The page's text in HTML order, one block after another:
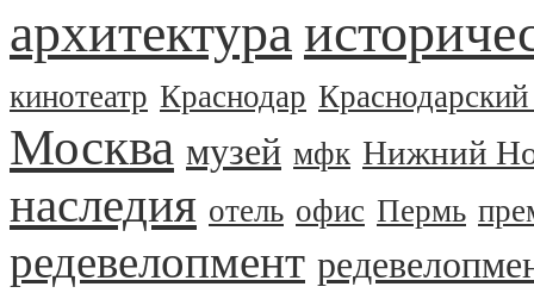
архитектура
кинотеатр Краснодар
Москва музей мфк Нижний
наследия отель офис Пермь
редевелопмент